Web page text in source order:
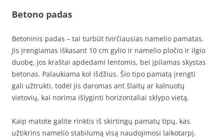
Betono padas
Betoninis padas – tai turbūt tvirčiausias namelio pamatas.
Jis įrengiamas iškasant 10 cm gylio ir namelio pločio ir ilgio
duobę, jos kraštai apdedami lentomis, bei įpilamas skystas
betonas. Palaukiama kol išdžius. Šio tipo pamatą įrengti
gali užtrukti, todėl jis daromas ant šlaitų ar kalnuotų
vietovių, kai norima išlyginti horizontaliai sklypo vietą.
Kaip matote galite rinktis iš skirtingų pamatų tipų, kas
užtikrins namelio stabilumą visą naudojimosi laikotarpį.